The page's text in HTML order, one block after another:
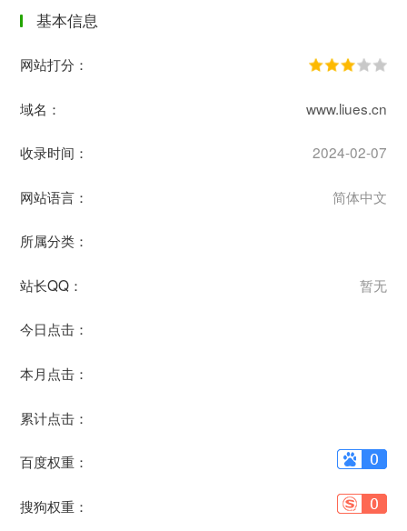
基本信息
网站打分：
域名： www.liues.cn
收录时间： 2024-02-07
网站语言： 简体中文
所属分类：
站长QQ： 暂无
今日点击：
本月点击：
累计点击：
百度权重：
搜狗权重：